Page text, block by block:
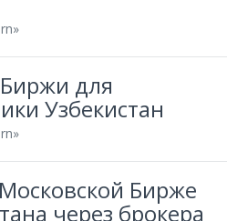
для
Узбекистан
Бирже
через брокера